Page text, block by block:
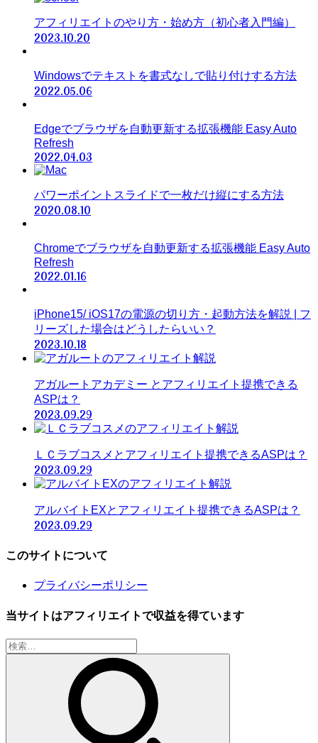
アフィリエイトのやり方・始め方（初心者入門編）
2023.10.20
Windowsでテキストを書式なしで貼り付けする方法
2022.05.06
Edgeでブラウザを自動更新する拡張機能 Easy Auto
Refresh
2022.04.03
パワーポイントスライドで一枚だけ縦にする方法
2020.08.10
Chromeでブラウザを自動更新する拡張機能 Easy Auto
Refresh
2022.01.16
iPhone15/ iOS17の電源の切り方・起動方法を解説 | フ
リーズした場合はどうしたらいい？
2023.10.18
アガルートアカデミー とアフィリエイト提携できる
ASPは？
2023.09.29
ＬＣラブコスメとアフィリエイト提携できるASPは？
2023.09.29
アルバイトEXとアフィリエイト提携できるASPは？
2023.09.29
このサイトについて
プライバシーポリシー
当サイトはアフィリエイトで収益を得ています
検
索: